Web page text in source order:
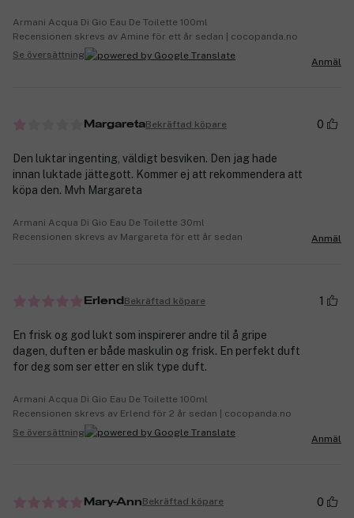
Armani Acqua Di Gio Eau De Toilette 100ml
Recensionen skrevs av Amine för ett år sedan | cocopanda.no
Se översättning
Anmäl
MargaretaBekräftad köpare 0
Den luktar ingenting, väldigt besviken. Den jag hade
innan luktade jättegott. Kommer ej att rekommendera att
köpa den. Mvh Margareta
Armani Acqua Di Gio Eau De Toilette 30ml
Recensionen skrevs av Margareta för ett år sedan
Anmäl
Erlend Bekräftad köpare 1
En frisk og god lukt som inspirerer andre til å gripe
dagen, duften er både maskulin og frisk. En perfekt duft
for deg som ser etter en slik type duft.
Armani Acqua Di Gio Eau De Toilette 100ml
Recensionen skrevs av Erlend för 2 år sedan | cocopanda.no
Se översättning
Anmäl
Mary-AnnBekräftad köpare 0